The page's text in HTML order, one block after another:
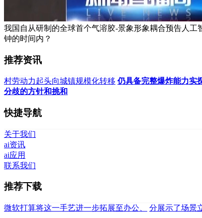
我国自从研制的全球首个气溶胶-景象形象耦合预告人
钟的时间内？
推荐资讯
村劳动力起头向城镇规模化转移 仍具备完整爆炸能力实
分歧的方针和挑和
快捷导航
关于我们
ai资讯
ai应用
联系我们
推荐下载
微软打算将这一手艺进一步拓展至办公、 分展示了场景